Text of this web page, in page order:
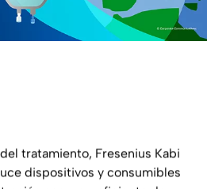
tratamiento, Fresenius Kabi
dispositivos y consumibles